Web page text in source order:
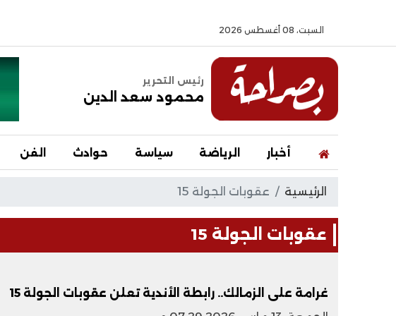
السبت، 08 أغسطس 2026
رئيس التحرير
محمود سعد الدين
أخبار الرياضة سياسة حوادث الفن
الرئيسية عقوبات الجولة 15
عقوبات الجولة 15
غرامة على الزمالك.. رابطة الأندية تعلن عقوبات الجولة 15